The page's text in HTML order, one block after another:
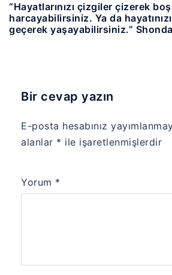
“Hayatlarınızı çizgiler çizerek
harcayabilirsiniz. Ya da
geçerek yaşayabilirsiniz.”
Bir cevap yazın
E-posta hesabınız
alanlar * ile işaretlenmişlerdir
Yorum *